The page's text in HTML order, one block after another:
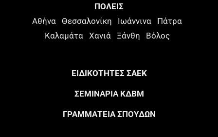
ΠΟΛΕΙΣ
Αθήνα Θεσσαλονίκη Ιωάννινα
Πάτρα
Καλαμάτα
Χανιά Ξάνθη Βόλος
ΕΙΔΙΚΟΤΗΤΕΣ ΣΑΕΚ
ΣΕΜΙΝΑΡΙΑ ΚΔΒΜ
ΓΡΑΜΜΑΤΕΙΑ ΣΠΟΥΔΩΝ